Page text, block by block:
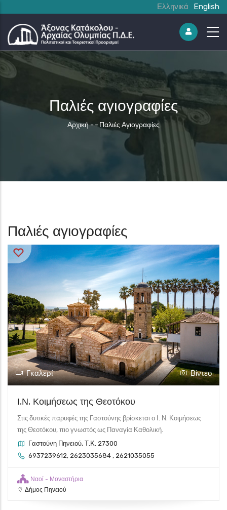
Ελληνικά English
Παλιές αγιογραφίες
Breadcrumb
Αρχική--Παλιές Αγιογραφίες
Παλιές αγιογραφίες
Γκαλερί Βίντεο
Ι.Ν. Κοιμήσεως της Θεοτόκου
Στις δυτικές παρυφές της Γαστούνης βρίσκεται ο Ι. Ν. Κοιμήσεως
της Θεοτόκου, πιο γνωστός ως Παναγία Καθολική.
Γαστούνη Πηνειού, Τ.Κ. 27300
6937239612, 2623035684 , 2621035055
Ναοί - Μοναστήρια
Δήμος Πηνειού